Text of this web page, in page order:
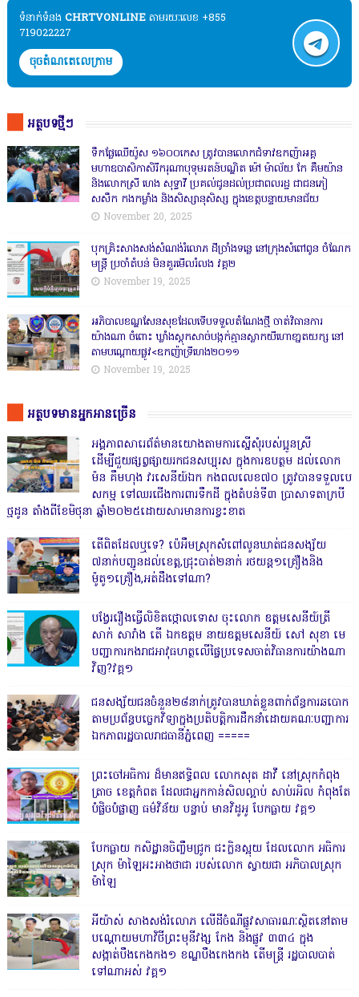
ទំនាក់ទំនង​​ CHRTVONLINE តាមរយៈលេខ +855
719022227
ចុចតំណតេលេក្រាម
អត្ថបទថ្មីៗ
ទឹកផ្លែឈើយ៉ូស ១៦០០កេស ត្រូវបានលោកជំទាវឧកញ៉ាអគ្គ
មហាឧបាសិកាសិរីករុណាបុទុមរតន៍បណ្ឌិត ម៉ៅ ម៉ាល័យ កែ គឹមយ៉ាន
និងលោកស្រី ហេង សុទ្ធាវី ប្រគល់ជូនដល់ប្រជាពលរដ្ឋ ជាជនភៀ
សសឹក កងកម្លាំង និងសិស្សានុសិស្ស ក្នុងខេត្តបន្ទាយមានជ័យ
November 20, 2025
បុកគ្រិះសាងសង់សំណង់រំលោភ ដីច្រាំងទន្លេ នៅក្រុងសំពៅពូន ចំណែក
មន្ត្រី ប្រចាំតំបន់ មិនគួរមើលរំលង វគ្គ២
November 19, 2025
អភិបាលខណ្ឌសែនសុខដែលទើបទទួលតំណែងថ្មី ចាត់វិធានការ
យ៉ាងណា ចំពោះ ឃ្លាំងស្តុកសាច់បង្កក់គ្មានស្លាកយីហោខា្នតយក្ស នៅ
តាមបណ្តោយផ្លូវ<ឧកញ៉ាទ្រីហេង២០១១
November 19, 2025
អត្ថបទមានអ្នកអានច្រើន
អង្គភាពសារេព័ត៌មានយោងតាមការស្នើសុំរបស់ប្អូនស្រី
ដើម្បីជួយផ្សព្វផ្សាយរកជនសប្បុរស ក្នុងការឧបត្ថម ដល់លោក
ម៉ន គឹមហុង វរសេនីយ៍ឯក កងពលលេខ៧០ ត្រូវបានទទួលបេ
សកម្ម ទៅឈរជើងការពារទឹកដី ក្នុងតំបន់ទី៣ ប្រាសាទតាក្របី
ថ្មដូន តាំងពីខែមិថុនា ឆ្នាំ២០២៥ដោយសារមានការខ្វះខាត
តើពិតដែលឬទេ? ប៉េអឹមស្រុកសំពៅលូនឃាត់ជនសង្ស័យ
៧នាក់បញ្ជូនដល់ខេត្ត,ជ្រុះបាត់២នាក់ រថយន្ត១គ្រឿងនិង
ម៉ូតូ១គ្រឿង,អត់ដឹងទៅណា?
បង្វែររឿងធ្វើលិខិតថ្កោលទោស ចុះលោក ឧត្តមសេនីយ៍ត្រី
សាក់ សារាំង តើ ឯកឧត្តម នាយឧត្តមសេនីយ៍ សៅ សុខា មេ
បញ្ជាការកងរាជអាវុធហត្ថលើផ្ទៃប្រទេសចាត់វិធានការយ៉ាងណា
វិញ?វគ្គ១
ជនសង្ស័យជនចំនួន២៨នាក់ត្រូវបានឃាត់ខ្លួនពាក់ព័ន្ធការឆបោក
តាមប្រព័ន្ធបច្ចេកវិទ្យាក្នុងប្រតិបត្តិការដឹកនាំដោយគណៈបញ្ជាការ
ឯកភាពរដ្ឋបាលរាជធានីភ្នំពេញ ‎=====
ព្រះចៅអធិការ ដ៏មានឥទ្ធិពល លោកសុត ដាវី នៅស្រុកកំពុង
ត្រាច ខេត្តកំពត ដែលជាអ្នកកាន់សិលល្អាប់ សាប់រអិល កំពុងតែ
បំផ្លិចបំផ្លាញ ធម៌វិន័យ បន្ទាប់ មានវិដូអូ បែកធ្លាយ វគ្គ១
បែកធ្លាយ កសិដ្ឋានចិញ្ចឹមជ្រូក ជះក្លិនស្អុយ ដែលលោក អធិការ
ស្រុក ម៉ាឡៃអះអាងថាជា របស់លោក ស្វាយជា អភិបាលស្រុក
ម៉ាឡៃ
អីយ៉ាស់ សាងសង់រំលោភ លើដីចំណីផ្លូវសាធារណៈស្ថិតនៅតាម
បណ្ដោយមហាវិថីព្រះមុនីវង្ស កែង និងផ្លូវ ៣៣៤ ក្នុង
សង្កាត់បឹងកេងកង១ ខណ្ឌបឹងកេងកង តើមន្ត្រី រដ្ឋបាលបាត់
ទៅណាអស់ វគ្គ១